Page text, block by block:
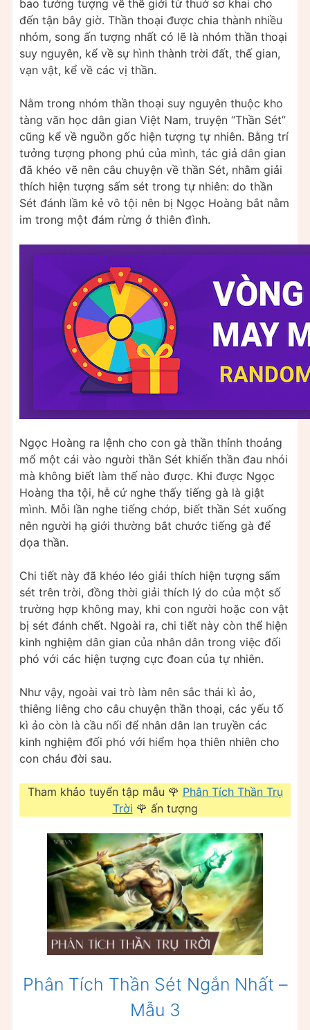
bao tưởng tượng về thế giới từ thuở sơ khai cho
đến tận bây giờ. Thần thoại được chia thành nhiều
nhóm, song ấn tượng nhất có lẽ là nhóm thần thoại
suy nguyên, kể về sự hình thành trời đất, thế gian,
vạn vật, kể về các vị thần.
Nằm trong nhóm thần thoại suy nguyên thuộc kho
tàng văn học dân gian Việt Nam, truyện “Thần Sét”
cũng kể về nguồn gốc hiện tượng tự nhiên. Bằng trí
tưởng tượng phong phú của mình, tác giả dân gian
đã khéo vẽ nên câu chuyện về thần Sét, nhằm giải
thích hiện tượng sấm sét trong tự nhiên: do thần
Sét đánh lầm kẻ vô tội nên bị Ngọc Hoàng bắt nằm
im trong một đám rừng ở thiên đình.
Ngọc Hoàng ra lệnh cho con gà thần thỉnh thoảng
mổ một cái vào người thần Sét khiến thần đau nhói
mà không biết làm thế nào được. Khi được Ngọc
Hoàng tha tội, hễ cứ nghe thấy tiếng gà là giật
mình. Mỗi lần nghe tiếng chớp, biết thần Sét xuống
nên người hạ giới thường bắt chước tiếng gà để
dọa thần.
Chi tiết này đã khéo léo giải thích hiện tượng sấm
sét trên trời, đồng thời giải thích lý do của một số
trường hợp không may, khi con người hoặc con vật
bị sét đánh chết. Ngoài ra, chi tiết này còn thể hiện
kinh nghiệm dân gian của nhân dân trong việc đối
phó với các hiện tượng cực đoan của tự nhiên.
Như vậy, ngoài vai trò làm nên sắc thái kì ảo,
thiêng liêng cho câu chuyện thần thoại, các yếu tố
kì ảo còn là cầu nối để nhân dân lan truyền các
kinh nghiệm đối phó với hiểm họa thiên nhiên cho
con cháu đời sau.
Tham khảo tuyển tập mẫu 🌹 Phân Tích Thần Trụ
Trời 🌹 ấn tượng
Phân Tích Thần Sét Ngắn Nhất –
Mẫu 3